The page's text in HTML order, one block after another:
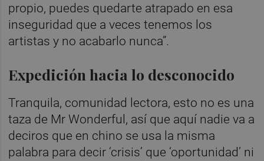
propio, puedes quedarte atrapado en esa
inseguridad que a veces tenemos los
artistas y no acabarlo nunca”.
Expedición hacia lo desconocido
Tranquila, comunidad lectora, esto no es una
taza de Mr Wonderful, así que aquí nadie va a
deciros que en chino se usa la misma
palabra para decir ‘crisis’ que ‘oportunidad’ ni